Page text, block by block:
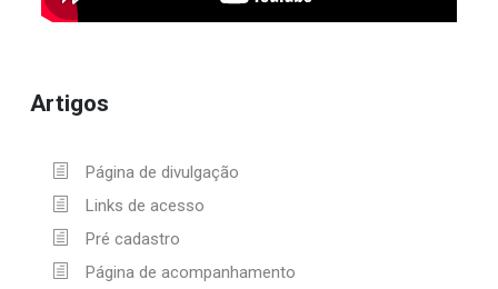
Artigos
Página de divulgação
Links de acesso
Pré cadastro
Página de acompanhamento